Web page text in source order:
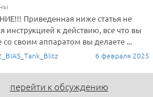
Приведенная ниже статья не
инструкцией к действию, все что вы
со своим аппаратом вы делаете ...
6 февраля 2025
перейти к обсуждению